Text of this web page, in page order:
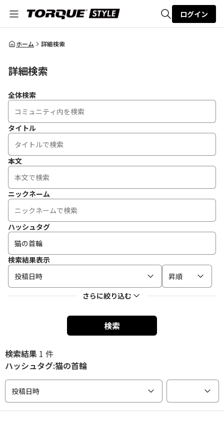
全体検索
ログイン
ホーム 詳細検索
詳細検索
全体検索
タイトル
本文
ニックネーム
ハッシュタグ
検索結果表示
投稿日時
昇順
さらに絞り込む
検索
検索結果 1 件
ハッシュタグ:猫の首輪
投稿日時